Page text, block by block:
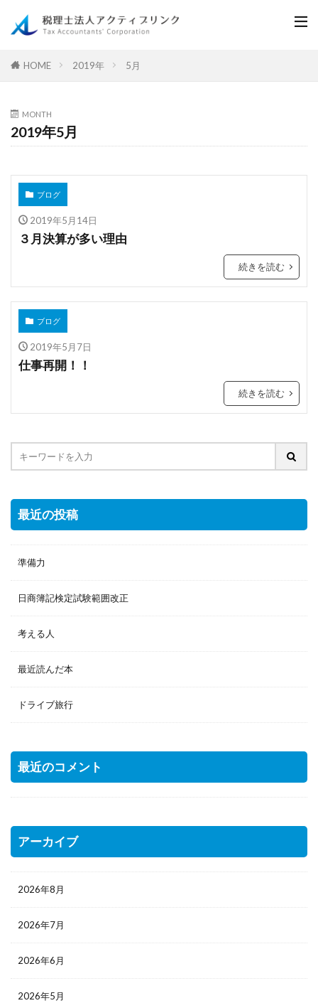
HOME 2019年 5月
MONTH
2019年5月
ブログ
2019年5月14日
３月決算が多い理由
続きを読む
ブログ
2019年5月7日
仕事再開！！
続きを読む
最近の投稿
準備力
日商簿記検定試験範囲改正
考える人
最近読んだ本
ドライブ旅行
最近のコメント
アーカイブ
2026年8月
2026年7月
2026年6月
2026年5月